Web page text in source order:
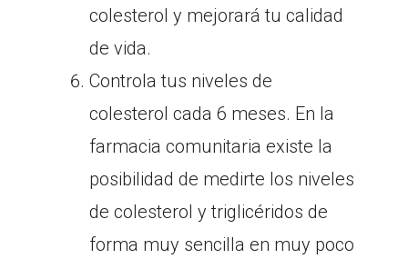
colesterol y mejorará tu calidad
de vida.
Controla tus niveles de
colesterol cada 6 meses. En la
farmacia comunitaria existe la
posibilidad de medirte los niveles
de colesterol y triglicéridos de
forma muy sencilla en muy poco